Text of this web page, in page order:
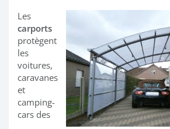
Les
carports
protègent
les
voitures,
caravanes
et
camping-
cars des